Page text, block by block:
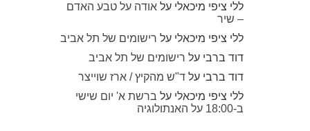
ללי ציפי מיכאלי על אודה על טבע האדם
– שיר
ללי ציפי מיכאלי על רישומים של תל אביב
דוד ברבי על רישומים של תל אביב
דוד ברבי על ד"ש מהקיץ / ארז שוייצר
ללי ציפי מיכאלי על ברשת א' יום שישי
ב-18:00 על האנתולוגיה